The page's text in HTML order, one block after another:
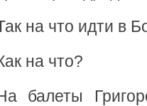
на что идти в
на что?
балеты